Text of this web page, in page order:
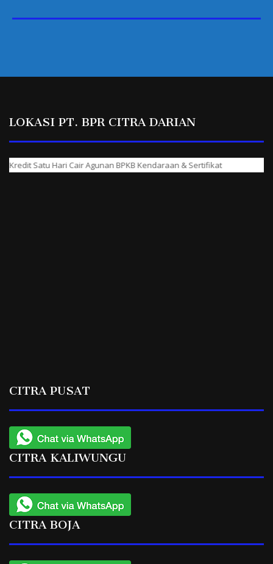
LOKASI PT. BPR CITRA DARIAN
Satu Hari Cair Agunan BPKB Kendaraan & Sertifikat
CITRA PUSAT
CITRA KALIWUNGU
CITRA BOJA